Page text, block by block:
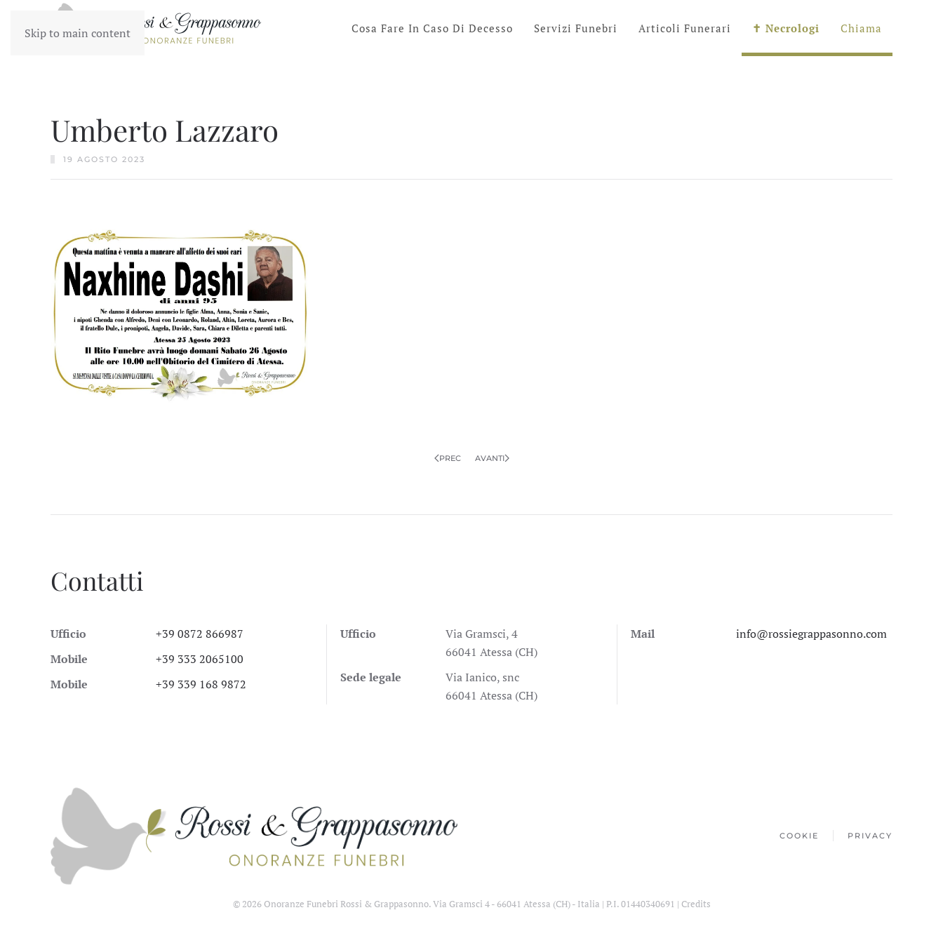
Skip to main content Cosa Fare In Caso Di Decesso Servizi Funebri Articoli Funerari ✝︎ Necrologi Chiama
Umberto Lazzaro
19 AGOSTO 2023
PREC AVANTI
Contatti
Ufficio
+39 0872 866987
Mobile
+39 333 2065100
Mobile
+39 339 168 9872
Ufficio
Via Gramsci, 4
66041 Atessa (CH)
Sede legale
Via Ianico, snc
66041 Atessa (CH)
Mail info@rossiegrappasonno.com
COOKIE PRIVACY
© 2026Onoranze Funebri Rossi & Grappasonno. Via Gramsci 4 - 66041 Atessa (CH) - Italia | P.I. 01440340691 | Credits